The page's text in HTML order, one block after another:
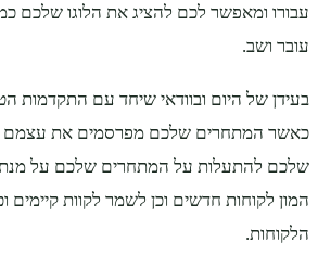
עבורו ומאפשר לכם להציג את הלוגו שלכם
עובר ושב.
בעידן של היום ובוודאי שיחד עם התקדמות
כאשר המתחרים שלכם מפרסמים את עצמם
שלכם להתעלות על המתחרים שלכם על מנת
המון לקוחות חדשים וכן לשמר לקוות
הלקוחות.